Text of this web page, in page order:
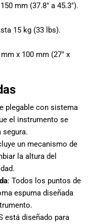
mm (37.8″ a 45.3″).
15 kg (33 lbs).
x 100 mm (27″ x
plegable con sistema
el instrumento se
segura.
un mecanismo de
la altura del
: Todos los puntos de
espuma diseñada
está diseñado para